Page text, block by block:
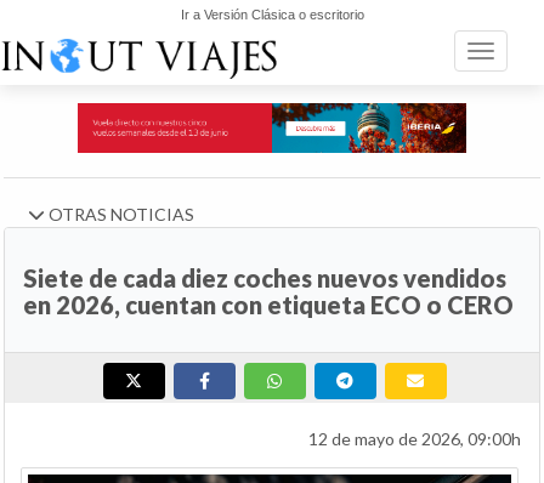
Ir a Versión Clásica o escritorio
Toggle
OTRAS NOTICIAS
Siete de cada diez coches nuevos vendidos
en 2026, cuentan con etiqueta ECO o CERO
12 de mayo de 2026, 09:00h